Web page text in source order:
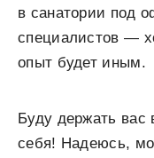
в санатории под
специалистов —
опыт будет иным.
Буду держать вас
себя! Надеюсь,